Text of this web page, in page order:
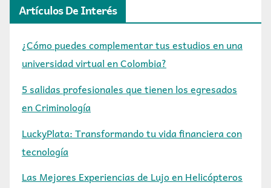
Artículos De Interés
¿Cómo puedes complementar tus estudios en una
universidad virtual en Colombia?
5 salidas profesionales que tienen los egresados
en Criminología
LuckyPlata: Transformando tu vida financiera con
tecnología
Las Mejores Experiencias de Lujo en Helicópteros